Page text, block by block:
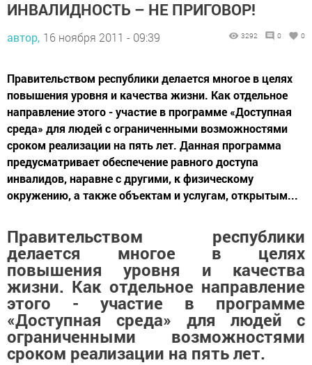
ИНВАЛИДНОСТЬ – НЕ ПРИГОВОР!
автор, 16 ноября 2011 - 09:39 3292 0 0
Правительством республики делается многое в целях
повышения уровня и качества жизни. Как отдельное
направление этого - участие в программе «Доступная
среда» для людей с ограниченными возможностями
сроком реализации на пять лет. Данная программа
предусматривает обеспечение равного доступа
инвалидов, наравне с другими, к физическому
окружению, а также объектам и услугам, открытым...
Правительством республики
делается многое в целях
повышения уровня и качества
жизни. Как отдельное направление
этого - участие в программе
«Доступная среда» для людей с
ограниченными возможностями
сроком реализации на пять лет.